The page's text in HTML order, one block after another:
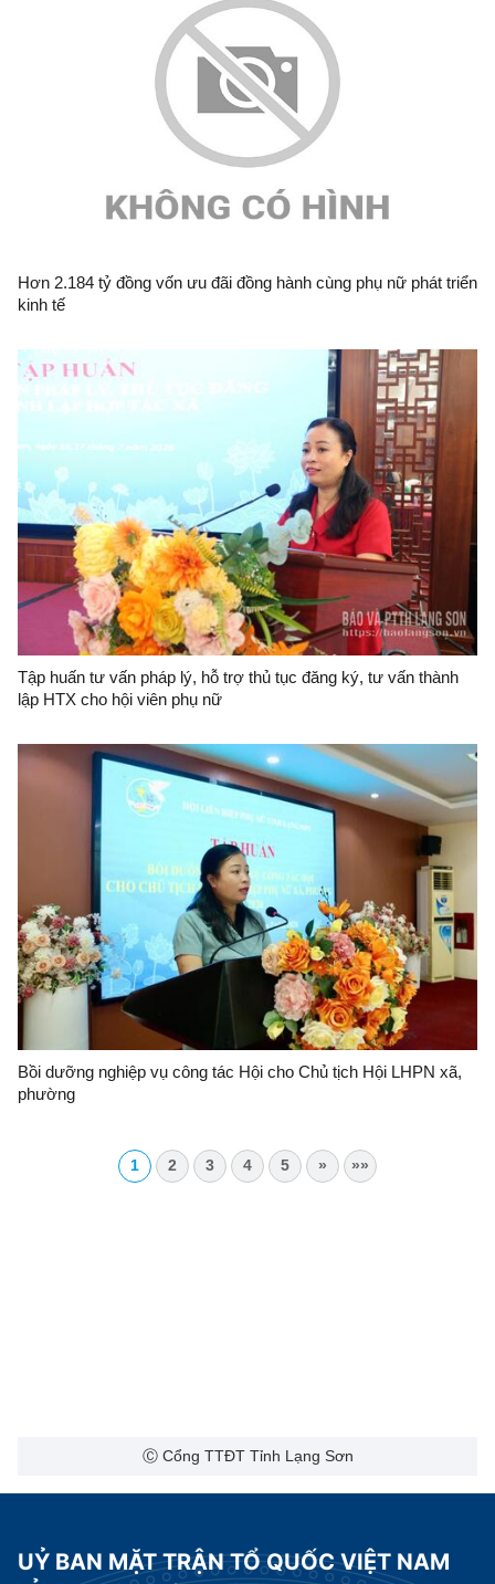
Hơn 2.184 tỷ đồng vốn ưu đãi đồng hành cùng phụ nữ phát triển
kinh tế
Tập huấn tư vấn pháp lý, hỗ trợ thủ tục đăng ký, tư vấn thành
lập HTX cho hội viên phụ nữ
Bồi dưỡng nghiệp vụ công tác Hội cho Chủ tịch Hội LHPN xã,
phường
1 2 3 4 5 » »»
Ⓒ Cổng TTĐT Tỉnh Lạng Sơn
UỶ BAN MẶT TRẬN TỔ QUỐC VIỆT NAM